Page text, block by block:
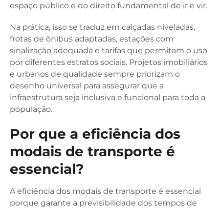
espaço público e do direito fundamental de ir e vir.
Na prática, isso se traduz em calçadas niveladas,
frotas de ônibus adaptadas, estações com
sinalização adequada e tarifas que permitam o uso
por diferentes estratos sociais. Projetos imobiliários
e urbanos de qualidade sempre priorizam o
desenho universal para assegurar que a
infraestrutura seja inclusiva e funcional para toda a
população.
Por que a eficiência dos
modais de transporte é
essencial?
A eficiência dos modais de transporte é essencial
porque garante a previsibilidade dos tempos de